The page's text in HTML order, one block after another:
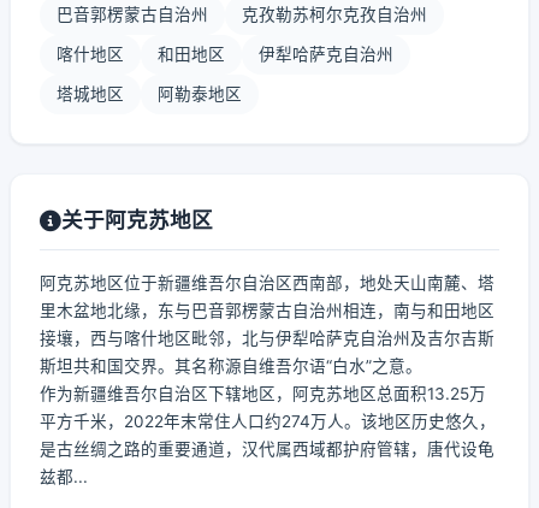
巴音郭楞蒙古自治州 克孜勒苏柯尔克孜自治州
喀什地区 和田地区 伊犁哈萨克自治州
塔城地区 阿勒泰地区
关于阿克苏地区
阿克苏地区位于新疆维吾尔自治区西南部，地处天山南麓、塔
里木盆地北缘，东与巴音郭楞蒙古自治州相连，南与和田地区
接壤，西与喀什地区毗邻，北与伊犁哈萨克自治州及吉尔吉斯
斯坦共和国交界。其名称源自维吾尔语“白水”之意。
作为新疆维吾尔自治区下辖地区，阿克苏地区总面积13.25万
平方千米，2022年末常住人口约274万人。该地区历史悠久，
是古丝绸之路的重要通道，汉代属西域都护府管辖，唐代设龟
兹都...